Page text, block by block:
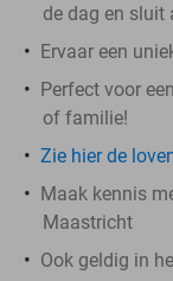
de dag en sluit
Ervaar een
Perfect voor
of familie!
Zie hier de
Maak kennis
Maastricht
Ook geldig in